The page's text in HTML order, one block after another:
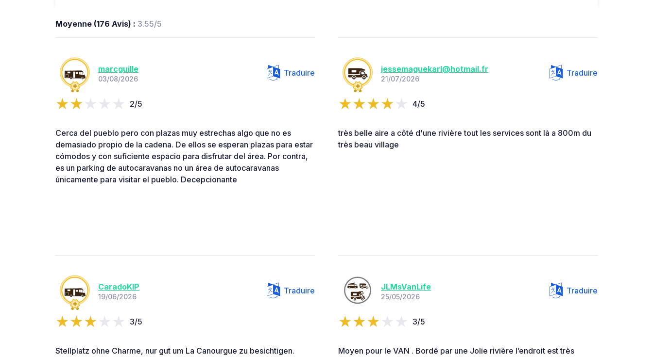
Moyenne (176 Avis) : 3.55/5
marcguille
03/08/2026
Traduire
2/5
Cerca del pueblo pero con plazas muy estrechas algo que no es
demasiado propio de la cadena. De ellos se esperan plazas para estar
cómodos y con suficiente espacio para disfrutar del área. Por contra,
es un parking de autocaravanas no un área de autocaravanas
únicamente para visitar el pueblo. Decepcionante
jessemaguekarl@hotmail.fr
21/07/2026
Traduire
4/5
très belle aire a côté d'une rivière tout les services sont là a 800m du
très beau village
CaradoKIP
19/06/2026
Traduire
3/5
Stellplatz ohne Charme, nur gut um La Canourgue zu besichtigen.
JLMsVanLife
25/05/2026
Traduire
3/5
Moyen pour le VAN . Bordé par une Jolie rivière l’endroit est très